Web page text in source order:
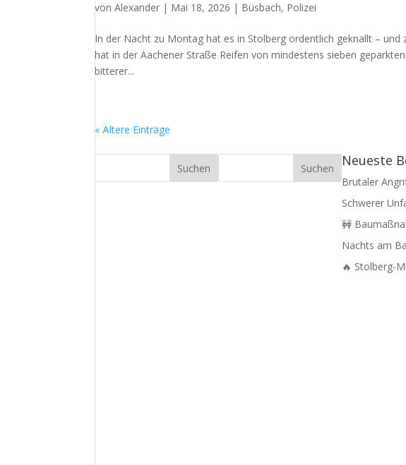
vonAlexander | Mai 18, 2026 | Büsbach, Polizei
In der Nacht zu Montag hat es in Stolberg ordentlich geknallt –
hat in der Aachener Straße Reifen von mindestens sieben
bitterer...
« Ältere Einträge
Neueste
Brutaler
Schwerer
🚧
Nachts am
🔥 Stolberg-